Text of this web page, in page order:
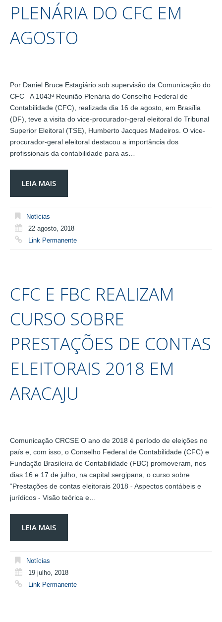
PLENÁRIA DO CFC EM
AGOSTO
Por Daniel Bruce Estagiário sob supervisão da Comunicação do
CFC A 1043ª Reunião Plenária do Conselho Federal de
Contabilidade (CFC), realizada dia 16 de agosto, em Brasília
(DF), teve a visita do vice-procurador-geral eleitoral do Tribunal
Superior Eleitoral (TSE), Humberto Jacques Madeiros. O vice-
procurador-geral eleitoral destacou a importância dos
profissionais da contabilidade para as…
LEIA MAIS
Notícias
22 agosto, 2018
Link Permanente
CFC E FBC REALIZAM
CURSO SOBRE
PRESTAÇÕES DE CONTAS
ELEITORAIS 2018 EM
ARACAJU
Comunicação CRCSE O ano de 2018 é período de eleições no
país e, com isso, o Conselho Federal de Contabilidade (CFC) e
Fundação Brasileira de Contabilidade (FBC) promoveram, nos
dias 16 e 17 de julho, na capital sergipana, o curso sobre
“Prestações de contas eleitorais 2018 - Aspectos contábeis e
jurídicos - Visão teórica e…
LEIA MAIS
Notícias
19 julho, 2018
Link Permanente